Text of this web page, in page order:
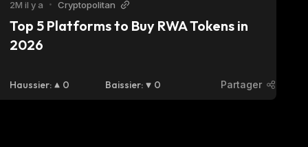
2M il y a • Cryptopolitan
Top 5 Platforms to Buy RWA Tokens in
2026
Haussier: 0 Baissier: 0 Partager